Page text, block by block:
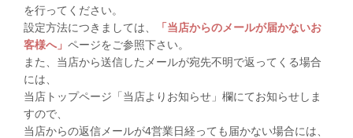
を行ってください。
設定方法につきましては、
「当店からのメールが届かないお
客様へ」 ページをご参照下さい。
また、当店から送信したメールが宛先不明で返ってくる場合
には、
当店トップページ「当店よりお知らせ」欄にてお知らせしま
すので、
当店からの返信メールが4営業日経っても届かない場合には、